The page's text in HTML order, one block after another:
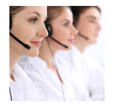
международными
цепями поставок